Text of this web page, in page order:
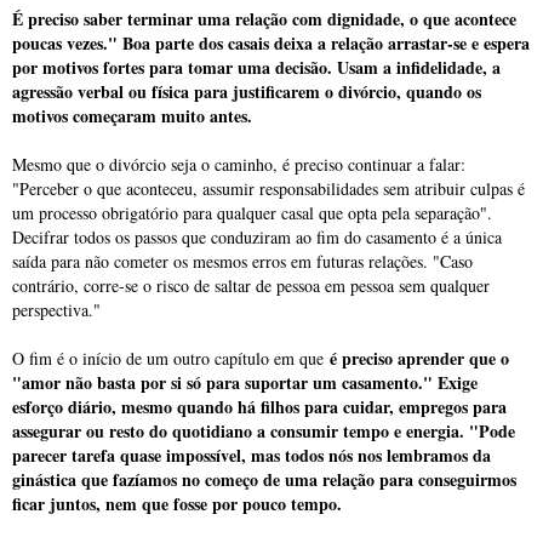
É preciso saber terminar uma relação com dignidade, o que acontece
poucas vezes." Boa parte dos casais deixa a relação arrastar-se e espera
por motivos fortes para tomar uma decisão. Usam a infidelidade, a
agressão verbal ou física para justificarem o divórcio, quando os
motivos começaram muito antes.
Mesmo que o divórcio seja o caminho, é preciso continuar a falar:
"Perceber o que aconteceu, assumir responsabilidades sem atribuir culpas é
um processo obrigatório para qualquer casal que opta pela separação".
Decifrar todos os passos que conduziram ao fim do casamento é a única
saída para não cometer os mesmos erros em futuras relações. "Caso
contrário, corre-se o risco de saltar de pessoa em pessoa sem qualquer
perspectiva."
O fim é o início de um outro capítulo em que é preciso aprender que o
"amor não basta por si só para suportar um casamento." Exige
esforço diário, mesmo quando há filhos para cuidar, empregos para
assegurar ou resto do quotidiano a consumir tempo e energia. "Pode
parecer tarefa quase impossível, mas todos nós nos lembramos da
ginástica que fazíamos no começo de uma relação para conseguirmos
ficar juntos, nem que fosse por pouco tempo.